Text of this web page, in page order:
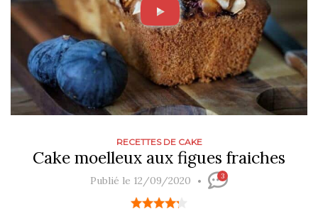
RECETTES DE CAKE
Cake moelleux aux figues fraiches
Publié le 12/09/2020 3